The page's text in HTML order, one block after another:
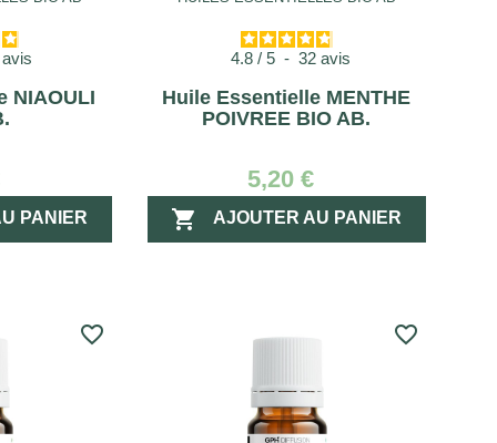
avis
NIAOULI
PANIER
4.8 / 5 - 32avis
Huile Essentielle MENTHE
POIVREE BIO AB.
5,20 €
 AJOUTER AU PANIER
favorite_border favorite_border